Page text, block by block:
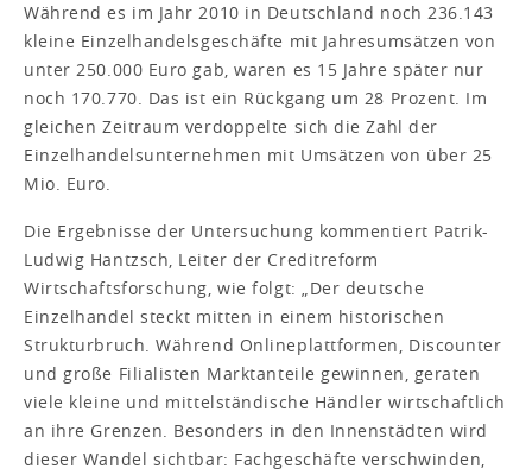
Während es im Jahr 2010 in Deutschland noch 236.143
kleine Einzelhandelsgeschäfte mit Jahresumsätzen von
unter 250.000 Euro gab, waren es 15 Jahre später nur
noch 170.770. Das ist ein Rückgang um 28 Prozent. Im
gleichen Zeitraum verdoppelte sich die Zahl der
Einzelhandelsunternehmen mit Umsätzen von über 25
Mio. Euro.
Die Ergebnisse der Untersuchung kommentiert Patrik-
Ludwig Hantzsch, Leiter der Creditreform
Wirtschaftsforschung, wie folgt: „Der deutsche
Einzelhandel steckt mitten in einem historischen
Strukturbruch. Während Onlineplattformen, Discounter
und große Filialisten Marktanteile gewinnen, geraten
viele kleine und mittelständische Händler wirtschaftlich
an ihre Grenzen. Besonders in den Innenstädten wird
dieser Wandel sichtbar: Fachgeschäfte verschwinden,